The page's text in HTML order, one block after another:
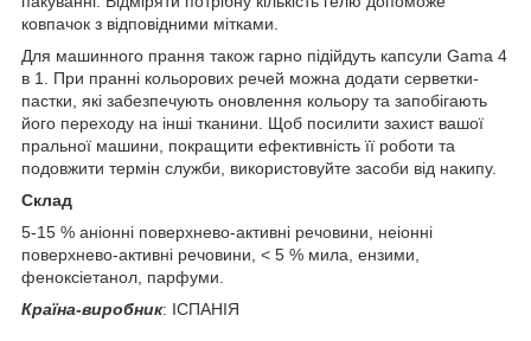
ковпачок з відповідними мітками.
Для машинного прання також гарно підійдуть капсули Gama 4
в 1. При пранні кольорових речей можна додати серветки-
пастки, які забезпечують оновлення кольору та запобігають
його переходу на інші тканини. Щоб посилити захист вашої
пральної машини, покращити ефективність її роботи та
подовжити термін служби, використовуйте засоби від накипу.
Склад
5-15 % аніонні поверхнево-активні речовини, неіонні
поверхнево-активні речовини, < 5 % мила, ензими,
феноксіетанол, парфуми.
Країна-виробник: ІСПАНІЯ